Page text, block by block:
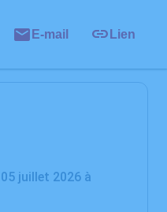
E-mail Lien
juillet 2026 à